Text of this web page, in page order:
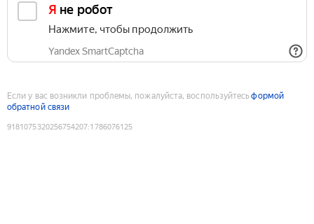
Я не робот
Нажмите, чтобы продолжить
Yandex SmartCaptcha
Если у вас возникли проблемы, пожалуйста, воспользуйтесьформой
обратной связи
9181075320256754207:1786076125